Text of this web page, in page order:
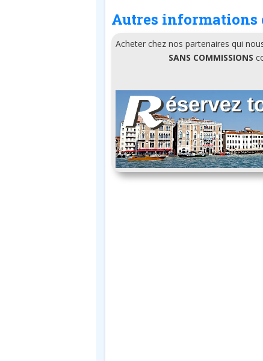
Autres informations
Acheter chez nos partenaires qui
SANS COMMISSIONS